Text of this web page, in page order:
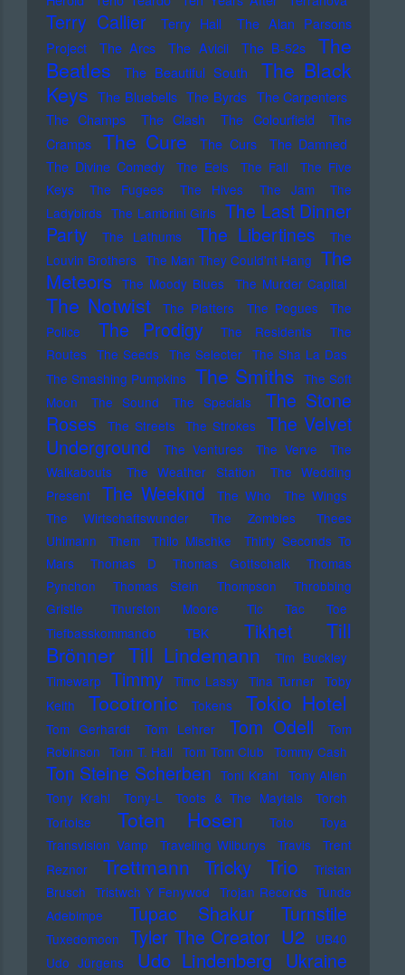
Terry Callier Terry Hall
The Alan Parsons
Project
The Arcs The Avicii The B-52s
The
Beatles
The Beautiful South
The Black
Keys The Bluebells The Byrds The Carpenters
The Champs
The Clash The Colourfield
The
Cramps
The Cure The Curs
The Damned
The Divine Comedy
The Eels The Fall
The Five
Keys
The Fugees The Hives The Jam
The
Ladybirds The Lambrini Girls The Last Dinner
Party
The Lathums The Libertines
The
Louvin Brothers The Man They Could'nt Hang The
Meteors The Moody Blues The Murder Capital
The Notwist The Platters The Pogues
The
Police
The Prodigy The Residents
The
Routes The Seeds The Selecter The Sha La Das
The Smashing Pumpkins The Smiths The Soft
Moon
The Sound The Specials
The Stone
Roses
The Streets The Strokes
The Velvet
Underground
The Ventures The Verve
The
Walkabouts
The Weather Station
The Wedding
Present
The Weeknd The Who
The Wings
The Wirtschaftswunder
The Zombies
Thees
Uhlmann
Them Thilo Mischke
Thirty Seconds To
Mars
Thomas D Thomas Gottschalk
Thomas
Pynchon
Thomas Stein Thompson
Throbbing
Gristle
Thurston Moore
Tic Tac Toe
Tiefbasskommando TBK
Tikhet
Till
Brönner Till Lindemann
Tim Buckley
Timewarp Timmy Timo Lassy Tina Turner Toby
Keith
Tocotronic Tokens Tokio Hotel
Tom Gerhardt Tom Lehrer Tom Odell
Tom
Robinson Tom T. Hall Tom Tom Club Tommy Cash
Ton Steine Scherben Toni Krahl Tony Allen
Tony Krahl
Tony-L Toots & The Maytals
Torch
Tortoise
Toten Hosen Toto
Toya
Transvision Vamp
Traveling Wilburys Travis
Trent
Reznor
Trettmann Tricky Trio
Tristan
Brusch Tristwch Y Fenywod Trojan Records Tunde
Adebimpe
Tupac Shakur Turnstile
Tuxedomoon Tyler The Creator U2
UB40
Udo Jürgens
Udo Lindenberg Ukraine